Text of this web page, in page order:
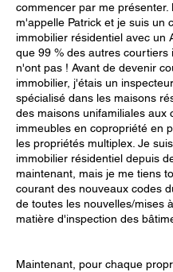
commencer par me présenter.
m'appelle Patrick et je suis un
immobilier résidentiel avec un
que 99 % des autres courtiers
n'ont pas ! Avant de devenir
immobilier, j'étais un
spécialisé dans les maisons
des maisons unifamiliales aux
immeubles en copropriété en
les propriétés multiplex. Je
immobilier résidentiel depuis
maintenant, mais je me tiens
courant des nouveaux codes
de toutes les nouvelles/mises
matière d'inspection des
Maintenant, pour chaque